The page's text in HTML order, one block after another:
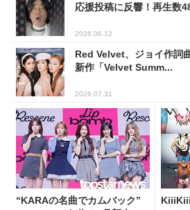
応援投稿に反響！再生数
2026.06.12
Red Velvet、ジョイ作詞
新作「Velvet Summ...
2026.07.31
“KARAの名曲でカムバック”